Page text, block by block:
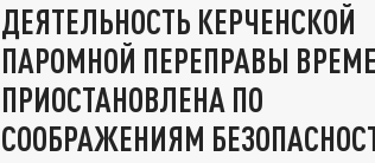
ДЕЯТЕЛЬНОСТЬ КЕРЧЕНСКОЙ
ПАРОМНОЙ ПЕРЕПРАВЫ
ПРИОСТАНОВЛЕНА ПО
СООБРАЖЕНИЯМ